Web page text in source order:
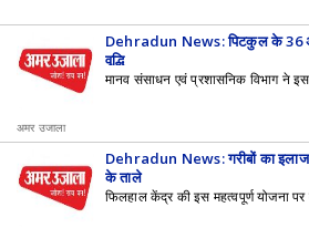
Dehradun News: पिटकुल के 36
वृद्धि
मानव संसाधन एवं प्रशासनिक विभाग ने
अमर उजाला
Dehradun News: गरीबों का इलाज
के ताले
फिलहाल केंद्र की इस महत्वपूर्ण योजना